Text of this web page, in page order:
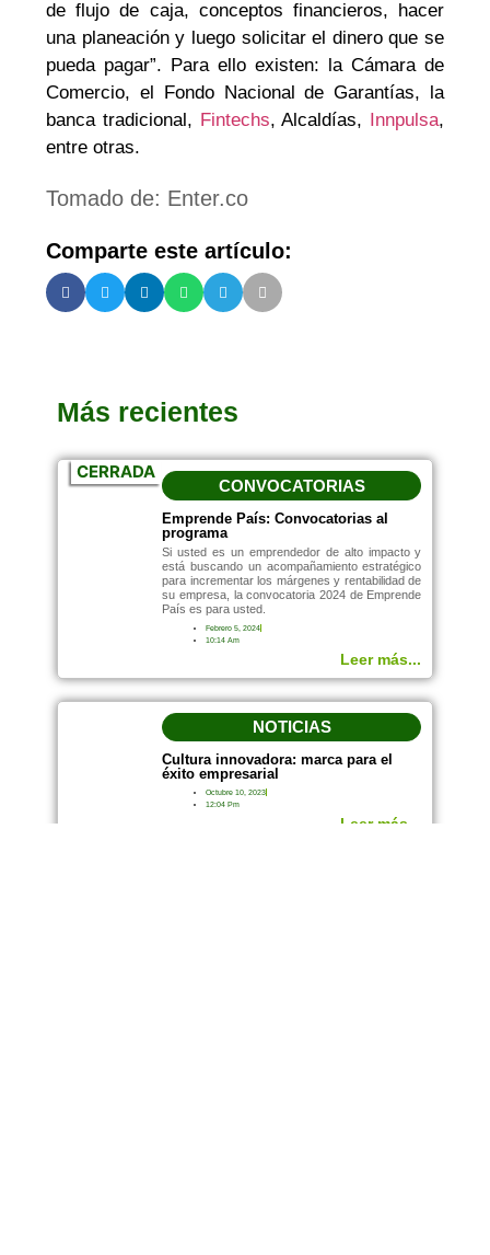
de flujo de caja, conceptos financieros, hacer
una planeación y luego solicitar el dinero que se
pueda pagar”. Para ello existen: la Cámara de
Comercio, el Fondo Nacional de Garantías, la
banca tradicional, Fintechs, Alcaldías, Innpulsa,
entre otras.
Tomado de: Enter.co
Comparte este artículo:
Más recientes
CERRADA
CONVOCATORIAS
Emprende País: Convocatorias al
programa
Si usted es un emprendedor de alto impacto y
está buscando un acompañamiento estratégico
para incrementar los márgenes y rentabilidad de
su empresa, la convocatoria 2024 de Emprende
País es para usted.
Febrero 5, 2024
10:14 Am
Leer más...
NOTICIAS
Cultura innovadora: marca para el
éxito empresarial
Octubre 10, 2023
12:04 Pm
Leer más...